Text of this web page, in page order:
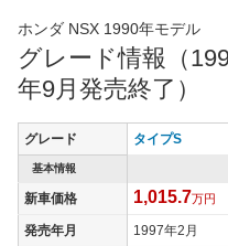
最高トルク 304 [31]/ 5,300
過給機 -
タイヤ
(前)
215/45ZR16
タイヤサイズ
(後)
ホンダ NSX 1990年モデル
グレード情報（
年9月発売終了）
グレード タイプS
基本情報
新車価格 1,015.7万円
発売年月 1997年2月